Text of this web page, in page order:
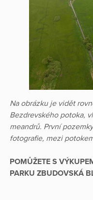
Na obrázku je vidět
Bezdrevského potoka,
meandrů. První
fotografie, mezi
POMŮŽETE S
PARKU ZBUDOVSKÁ